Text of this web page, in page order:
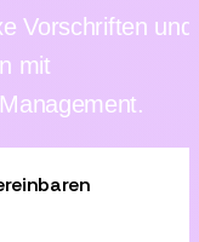
Vorschriften und
mit